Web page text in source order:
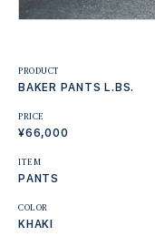
PRODUCT
BAKER PANTS L.BS.
PRICE
¥66,000
ITEM
PANTS
COLOR
KHAKI